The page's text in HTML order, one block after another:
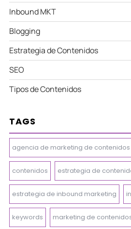
Inbound MKT
Blogging
Estrategia de Contenidos
SEO
Tipos de Contenidos
TAGS
agencia de marketing de contenidos
contenidos estrategia de
estrategia de inbound marketing
keywords marketing de